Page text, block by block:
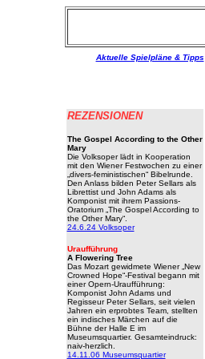
Aktuelle Spielpläne & Tipps
REZENSIONEN
The Gospel According to the Other
Mary
Die Volksoper lädt in Kooperation
mit den Wiener Festwochen zu einer
„divers-feministischen“ Bibelrunde.
Den Anlass bilden Peter Sellars als
Librettist und John Adams als
Komponist mit ihrem Passions-
Oratorium „The Gospel According to
the Other Mary“.
24.6.24 Volksoper
Uraufführung
A Flowering Tree
Das Mozart gewidmete Wiener „New
Crowned Hope“-Festival begann mit
einer Opern-Uraufführung:
Komponist John Adams und
Regisseur Peter Sellars, seit vielen
Jahren ein erprobtes Team, stellten
ein indisches Märchen auf die
Bühne der Halle E im
Museumsquartier. Gesamteindruck:
naiv-herzlich.
14.11.06 Museumsquartier